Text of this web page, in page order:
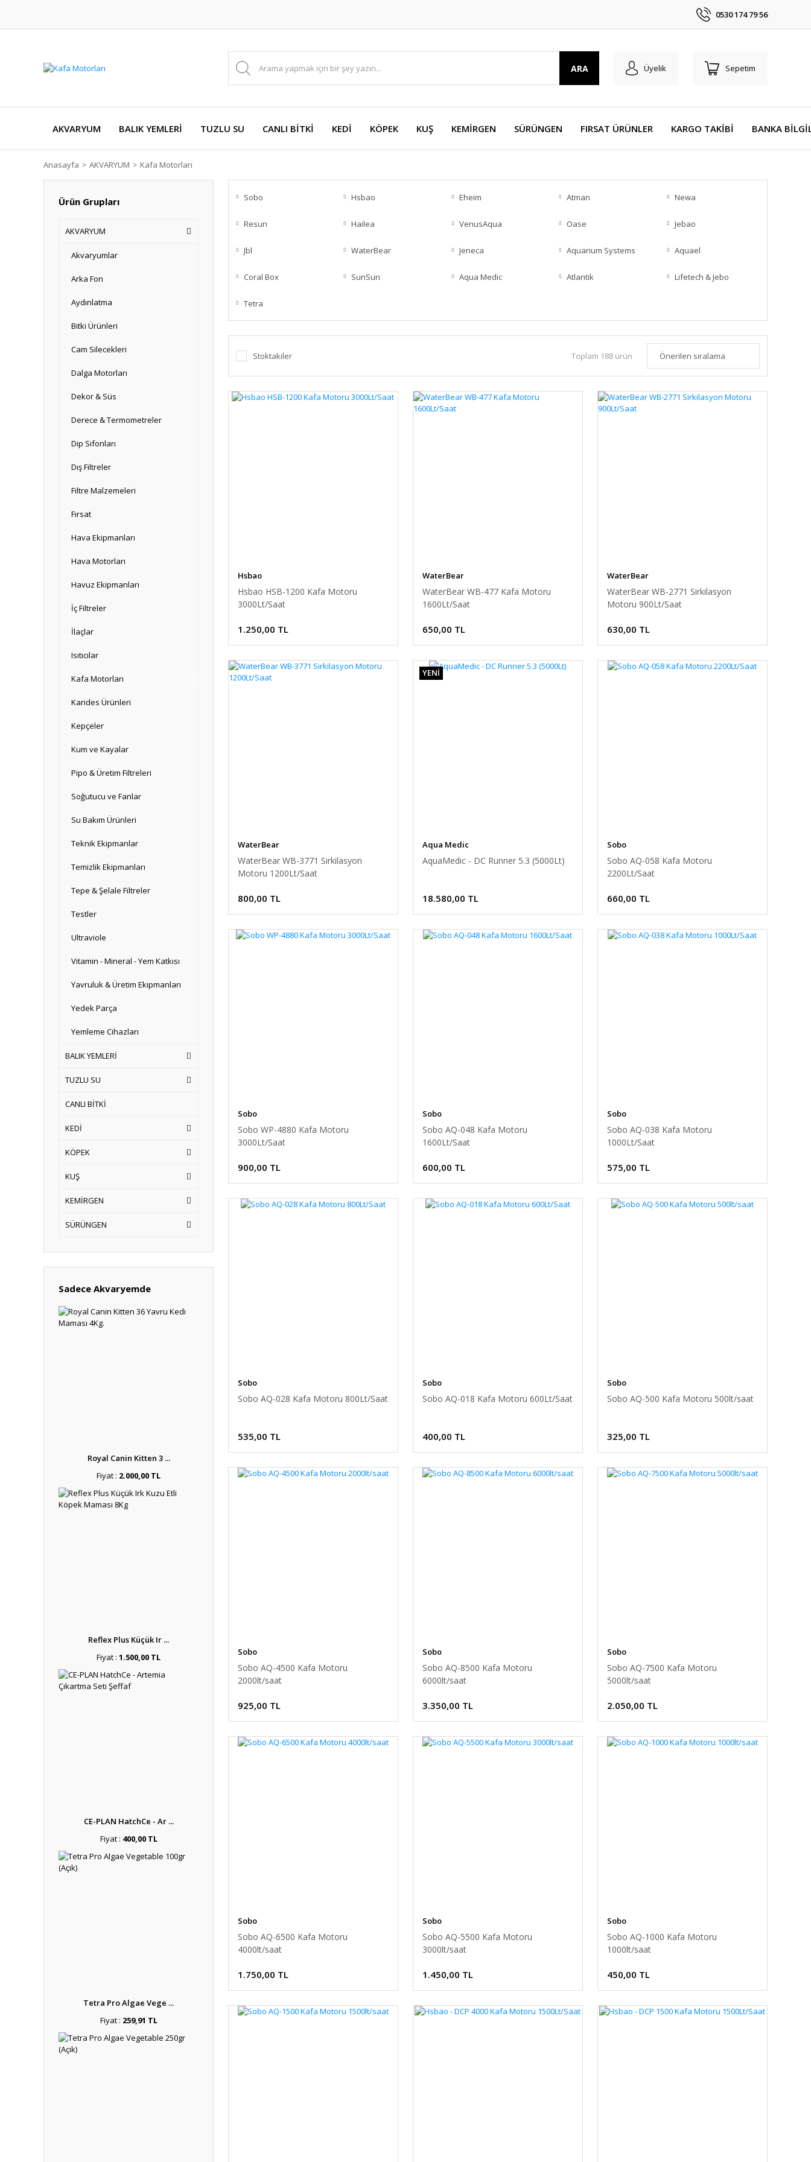
0530 174 79 56
ARA Üyelik Sepetim
AKVARYUM BALIK YEMLERİ TUZLU SU CANLI BİTKİ KEDİ KÖPEK KUŞ KEMİRGEN SÜRÜNGEN FIRSAT ÜRÜNLER KARGO TAKİBİ BANKA
Anasayfa AKVARYUM Kafa Motorları
Ürün Grupları
AKVARYUM
Akvaryumlar
Arka Fon
Aydınlatma
Bitki Ürünleri
Cam Silecekleri
Dalga Motorları
Dekor & Süs
Derece & Termometreler
Dip Sifonları
Dış Filtreler
Filtre Malzemeleri
Fırsat
Hava Ekipmanları
Hava Motorları
Havuz Ekipmanları
İç Filtreler
İlaçlar
Isıtıcılar
Kafa Motorları
Karides Ürünleri
Kepçeler
Kum ve Kayalar
Pipo & Üretim Filtreleri
Soğutucu ve Fanlar
Su Bakım Ürünleri
Teknik Ekipmanlar
Temizlik Ekipmanları
Tepe & Şelale Filtreler
Testler
Ultraviole
Vitamin - Mineral - Yem Katkısı
Yavruluk & Üretim Ekipmanları
Yedek Parça
Yemleme Cihazları
BALIK YEMLERİ
TUZLU SU
CANLI BİTKİ
KEDİ
KÖPEK
KUŞ
KEMİRGEN
SÜRÜNGEN
Sadece Akvaryemde
Royal Canin Kitten 3 ...
Fiyat : 2.000,00 TL
Reflex Plus Küçük Ir ...
Fiyat : 1.500,00 TL
CE-PLAN HatchCe - Ar ...
Fiyat : 400,00 TL
Tetra Pro Algae Vege ...
Fiyat : 259,91 TL
Sobo Hsbao Eheim Atman Newa
Resun Hailea VenusAqua Oase Jebao
Jbl WaterBear Jeneca Aquarium Systems Aquael
Coral Box SunSun Aqua Medic Atlantik Lifetech & Jebo
Tetra
Stoktakiler Toplam 188 ürün
Hsbao
Hsbao HSB-1200 Kafa Motoru
3000Lt/Saat
1.250,00 TL
WaterBear
WaterBear WB-477 Kafa Motoru
1600Lt/Saat
650,00 TL
WaterBear
WaterBear WB-2771 Sirkilasyon
Motoru 900Lt/Saat
630,00 TL
WaterBear
WaterBear WB-3771 Sirkilasyon
Motoru 1200Lt/Saat
800,00 TL
YENİ
Aqua Medic
AquaMedic - DC Runner 5.3 (5000Lt)
18.580,00 TL
Sobo
Sobo AQ-058 Kafa Motoru
2200Lt/Saat
660,00 TL
Sobo
Sobo WP-4880 Kafa Motoru
3000Lt/Saat
900,00 TL
Sobo
Sobo AQ-048 Kafa Motoru
1600Lt/Saat
600,00 TL
Sobo
Sobo AQ-038 Kafa Motoru
1000Lt/Saat
575,00 TL
Sobo
Sobo AQ-028 Kafa Motoru 800Lt/Saat
535,00 TL
Sobo
Sobo AQ-018 Kafa Motoru 600Lt/Saat
400,00 TL
Sobo
Sobo AQ-500 Kafa Motoru 500lt/saat
325,00 TL
Sobo
Sobo AQ-4500 Kafa Motoru
2000lt/saat
925,00 TL
Sobo
Sobo AQ-8500 Kafa Motoru
6000lt/saat
3.350,00 TL
Sobo
Sobo AQ-7500 Kafa Motoru
5000lt/saat
2.050,00 TL
Sobo
Sobo AQ-6500 Kafa Motoru
4000lt/saat
1.750,00 TL
Sobo
Sobo AQ-5500 Kafa Motoru
3000lt/saat
1.450,00 TL
Sobo
Sobo AQ-1000 Kafa Motoru
1000lt/saat
450,00 TL